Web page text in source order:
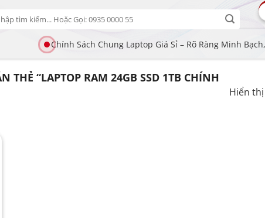
Chính Sách Chung Laptop Giá Sỉ – Rõ Ràng Minh
THẺ “LAPTOP RAM 24GB SSD 1TB CHÍNH
Hiển